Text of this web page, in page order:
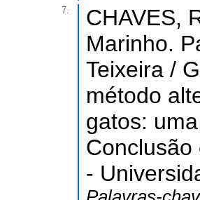
7.
CHAVES,
Marinho.
Teixeira /
método
gatos:
-